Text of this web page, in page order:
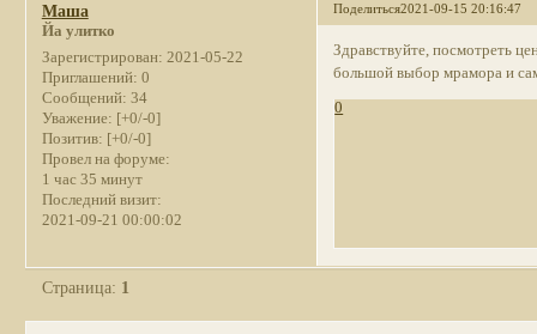
Поделиться2021-09-15 20:16:47
Маша
Йа улитко
Зарегистрирован: 2021-05-22
Приглашений: 0
Сообщений: 34
Уважение: [+0/-0]
Позитив: [+0/-0]
Провел на форуме:
1 час 35 минут
Последний визит:
2021-09-21 00:00:02
Здравствуйте, посмотреть
большой выбор мрамора и
0
Страница: 1